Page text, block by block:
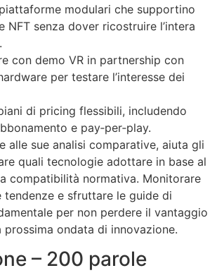
modulari che supportino
NFT senza dover ricostruire l’intera
con demo VR in partnership con
per testare l’interesse dei
di pricing flessibili, includendo
e pay‑per‑play.
alle sue analisi comparative, aiuta gli
quali tecnologie adottare in base al
compatibilità normativa. Monitorare
tendenze e sfruttare le guide di
per non perdere il vantaggio
ondata di innovazione.
– 200 parole